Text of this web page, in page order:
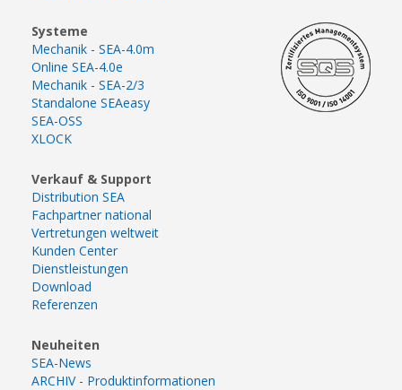
Systeme
Mechanik - SEA-4.0m
Online SEA-4.0e
Mechanik - SEA-2/3
Standalone SEAeasy
SEA-OSS
XLOCK
Verkauf & Support
Distribution SEA
Fachpartner national
Vertretungen weltweit
Kunden Center
Dienstleistungen
Download
Referenzen
Neuheiten
SEA-News
ARCHIV - Produktinformationen